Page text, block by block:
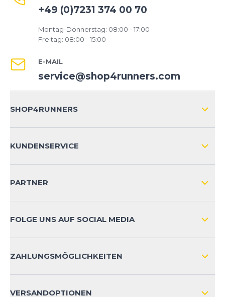
+49 (0)7231 374 00 70
Montag-Donnerstag: 08:00 - 17:00
Freitag: 08:00 - 15:00
E-MAIL
service@shop4runners.com
SHOP4RUNNERS
KUNDENSERVICE
KONTAKT
PRODUKTSICHERHEIT
PARTNER
FOLGE UNS AUF SOCIAL MEDIA
ZAHLUNGSMÖGLICHKEITEN
VERSANDOPTIONEN